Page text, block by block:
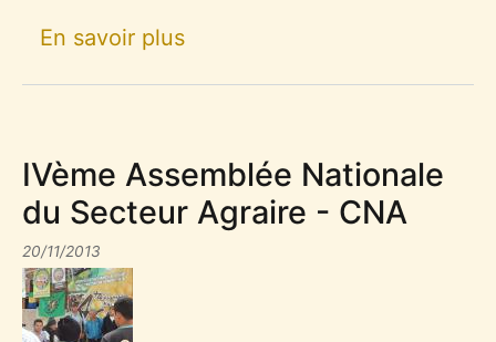
En savoir plussur CARAVANE POUR LA
IVème Assemblée Nationale
du Secteur Agraire - CNA
20/11/2013